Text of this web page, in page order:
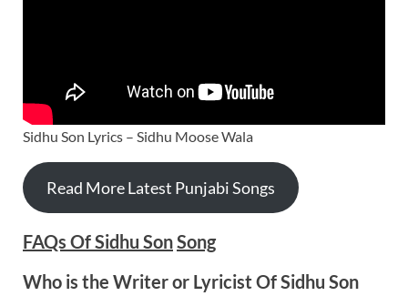
Sidhu Son Lyrics – Sidhu Moose Wala
Read More Latest Punjabi Songs
FAQs Of Sidhu SonSong
Who is the Writer or Lyricist Of Sidhu Son